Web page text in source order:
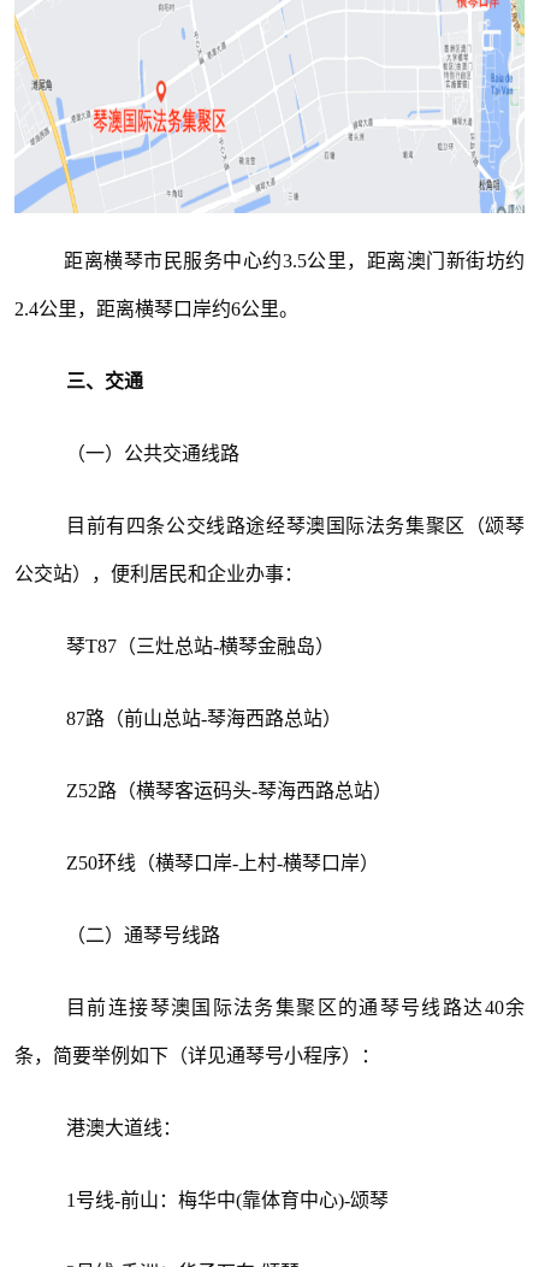
距离横琴市民服务中心约3.5公里，距离澳门新街坊约
2.4公里，距离横琴口岸约6公里。
三、交通
（一）公共交通线路
目前有四条公交线路途经琴澳国际法务集聚区（颂琴
公交站），便利居民和企业办事：
琴T87（三灶总站-横琴金融岛）
87路（前山总站-琴海西路总站）
Z52路（横琴客运码头-琴海西路总站）
Z50环线（横琴口岸-上村-横琴口岸）
（二）通琴号线路
目前连接琴澳国际法务集聚区的通琴号线路达40余
条，简要举例如下（详见通琴号小程序）：
港澳大道线：
1号线-前山：梅华中(靠体育中心)-颂琴